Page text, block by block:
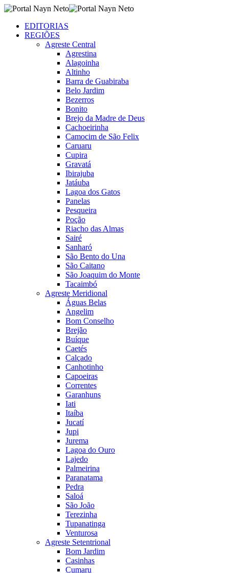
EDITORIAS
REGIÕES
Agreste Central
Agrestina
Alagoinha
Altinho
Barra de Guabiraba
Belo Jardim
Bezerros
Bonito
Brejo da Madre de Deus
Cachoeirinha
Camocim de São Felix
Caruaru
Cupira
Gravatá
Ibirajuba
Jatáuba
Lagoa dos Gatos
Panelas
Pesqueira
Poção
Riacho das Almas
Sairé
Sanharó
São Bento do Una
São Caitano
São Joaquim do Monte
Tacaimbó
Agreste Meridional
Águas Belas
Angelim
Bom Conselho
Brejão
Buíque
Caetés
Calçado
Canhotinho
Capoeiras
Correntes
Garanhuns
Iati
Itaíba
Jucatí
Jupi
Jurema
Lagoa do Ouro
Lajedo
Palmeirina
Paranatama
Pedra
Saloá
São João
Terezinha
Tupanatinga
Venturosa
Agreste Setentrional
Bom Jardim
Casinhas
Cumaru